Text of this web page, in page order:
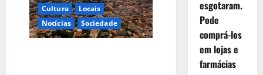
espectáculos
gratuitos
no
Lounge
D
Cultura
Locais
Notícias
Sociedade
esgotaram.
Pode
comprá-los
em lojas e
farmácias